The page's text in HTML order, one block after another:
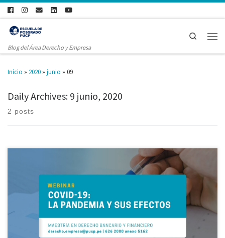
Blog del Área Derecho y Empresa
Search
Inicio » 2020 » junio » 09
Daily Archives:9 junio, 2020
2 posts